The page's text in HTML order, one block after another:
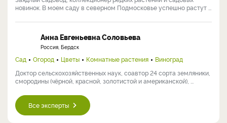
новинок. В моем саду в северном Подмосковье успешно растут ...
Анна Евгеньевна Соловьева
Россия, Бердск
Сад Огород Цветы Комнатные растения
Виноград
Доктор сельскохозяйственных наук, соавтор 24 сорта земляники,
смородины (чёрной, красной, золотистой и американской), ...
Все эксперты